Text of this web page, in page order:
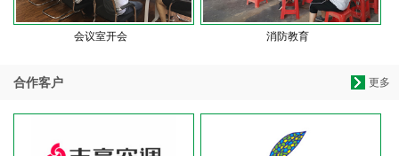
会议室开会 消防教育
更多
合作客户